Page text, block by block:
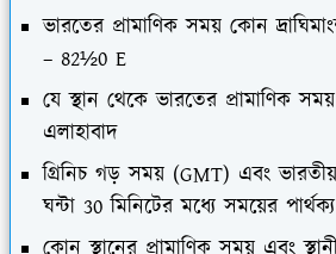
ভারতের প্রামাণিক সময় কোন
– 82½0 E
যে স্থান থেকে ভারতের প্রামাণিক
এলাহাবাদ
গ্রিনিচ গড় সময় (GMT) এবং
ঘন্টা 30 মিনিটের মধ্যে সময়ের